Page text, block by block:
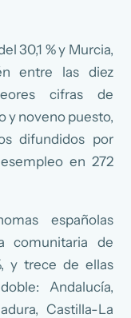
30,1 % y Murcia,
entre las diez
cifras de
y noveno puesto,
difundidos por
en 272
españolas
comunitaria de
y trece de ellas
Andalucía,
Castilla-La